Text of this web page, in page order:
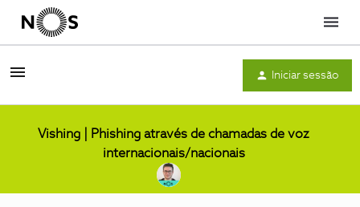
Menu
Iniciar sessão
Vishing | Phishing através de chamadas de voz
internacionais/nacionais